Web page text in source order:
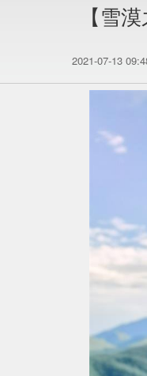
【雪
2021-07-13